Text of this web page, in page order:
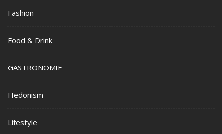
Fashion
Food & Drink
GASTRONOMIE
Hedonism
Lifestyle